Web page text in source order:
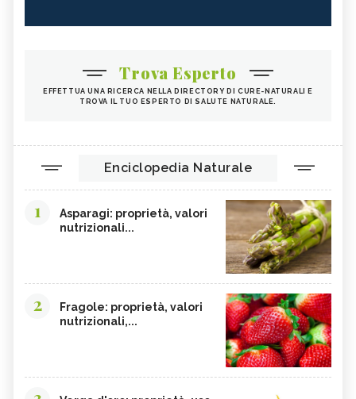
Trova Esperto
EFFETTUA UNA RICERCA NELLA DIRECTORY DI CURE-NATURALI E
TROVA IL TUO ESPERTO DI SALUTE NATURALE.
Enciclopedia Naturale
1
Asparagi: proprietà, valori
nutrizionali...
2
Fragole: proprietà, valori
nutrizionali,...